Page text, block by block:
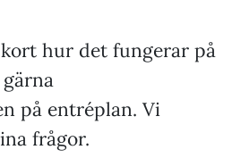
hur det fungerar på
på entréplan. Vi
frågor.